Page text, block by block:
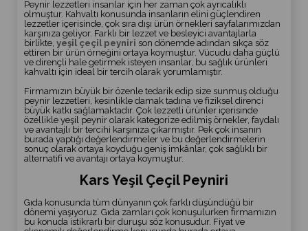
Peynir lezzetleri insanlar için her zaman çok ayrıcalıklı
olmuştur. Kahvaltı konusunda insanların elini güçlendiren
lezzetler içerisinde, çok sıra dışı ürün örnekleri sayfalarımızdan
karşınıza geliyor. Farklı bir lezzet ve besleyici avantajlarla
birlikte, yeşil çeçil peyniri son dönemde adından sıkça söz
ettiren bir ürün örneğini ortaya koymuştur. Vücudu daha güçlü
ve dirençli hale getirmek isteyen insanlar, bu sağlık ürünleri
kahvaltı için ideal bir tercih olarak yorumlamıştır.
Firmamızın büyük bir özenle tedarik edip size sunmuş olduğu
peynir lezzetleri, kesinlikle damak tadına ve fiziksel direnci
büyük katkı sağlamaktadır. Çok lezzetli ürünler içerisinde
özellikle yeşil peynir olarak kategorize edilmiş örnekler, faydalı
ve avantajlı bir tercihi karşınıza çıkarmıştır. Pek çok insanın
burada yaptığı değerlendirmeler ve bu değerlendirmelerin
sonuç olarak ortaya koyduğu geniş imkânlar, çok sağlıklı bir
alternatifi ve avantajı ortaya koymuştur.
Kars Yeşil Çeçil Peyniri
Gıda konusunda tüm dünyanın çok farklı düşündüğü bir
dönemi yaşıyoruz. Gıda zamları çok konuşulurken firmamızın
bu konuda istikrarlı bir duruşu söz konusudur. Fiyat ve